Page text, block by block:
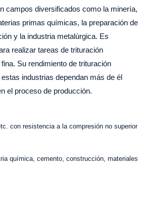
campos diversificados como la minería,
primas químicas, la preparación de
y la industria metalúrgica. Es
realizar tareas de trituración
Su rendimiento de trituración
industrias dependan más de él
el proceso de producción.
con resistencia a la compresión no superior
química, cemento, construcción, materiales